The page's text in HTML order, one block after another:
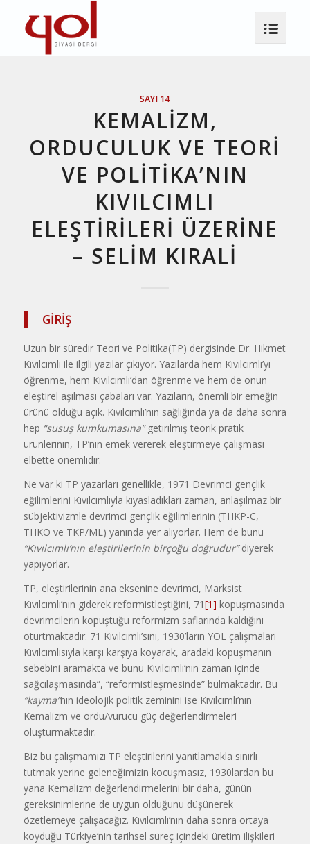
SAYI 14
KEMALIZM,
ORDUCULUK VE TEORI
VE POLITIKA’NIN
KIVILCIMLI
ELEŞTIRILERI ÜZERINE
– SELIM KIRALI
GİRİŞ
Uzun bir süredir Teori ve Politika(TP) dergisinde Dr. Hikmet
Kıvılcımlı ile ilgili yazılar çıkıyor. Yazılarda hem Kıvılcımlı’yı
öğrenme, hem Kıvılcımlı’dan öğrenme ve hem de onun
eleştirel aşılması çabaları var. Yazıların, önemli bir emeğin
ürünü olduğu açık. Kıvılcımlı’nın sağlığında ya da daha sonra
hep “susuş kumkumasına” getirilmiş teorik pratik
ürünlerinin, TP’nin emek vererek eleştirmeye çalışması
elbette önemlidir.
Ne var ki TP yazarları genellikle, 1971 Devrimci gençlik
eğilimlerini Kıvılcımlıyla kıyasladıkları zaman, anlaşılmaz bir
sübjektivizmle devrimci gençlik eğilimlerinin (THKP-C,
THKO ve TKP/ML) yanında yer alıyorlar. Hem de bunu
“Kıvılcımlı’nın eleştirilerinin birçoğu doğrudur”diyerek
yapıyorlar.
TP, eleştirilerinin ana eksenine devrimci, Marksist
Kıvılcımlı’nın giderek reformistleştiğini, 71[1] kopuşmasında
devrimcilerin kopuştuğu reformizm saflarında kaldığını
oturtmaktadır. 71 Kıvılcımlı’sını, 1930’ların YOL çalışmaları
Kıvılcımlısıyla karşı karşıya koyarak, aradaki kopuşmanın
sebebini aramakta ve bunu Kıvılcımlı’nın zaman içinde
sağcılaşmasında”, “reformistleşmesinde” bulmaktadır. Bu
”kayma”nın ideolojik politik zeminini ise Kıvılcımlı’nın
Kemalizm ve ordu/vurucu güç değerlendirmeleri
oluşturmaktadır.
Biz bu çalışmamızı TP eleştirilerini yanıtlamakla sınırlı
tutmak yerine geleneğimizin kocuşmasız, 1930lardan bu
yana Kemalizm değerlendirmelerini bir daha, günün
gereksinimlerine de uygun olduğunu düşünerek
özetlemeye çalışacağız. Kıvılcımlı’nın daha sonra ortaya
koyduğu Türkiye’nin tarihsel süreç içindeki üretim ilişkileri